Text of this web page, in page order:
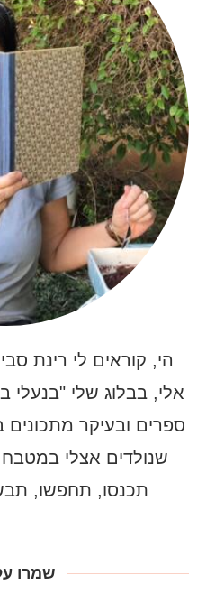
הי, קוראים לי רינת
אלי, בבלוג שלי
ספרים ובעיקר מתכונים
שנולדים אצלי
תכנסו, תחפשו,
שמרו